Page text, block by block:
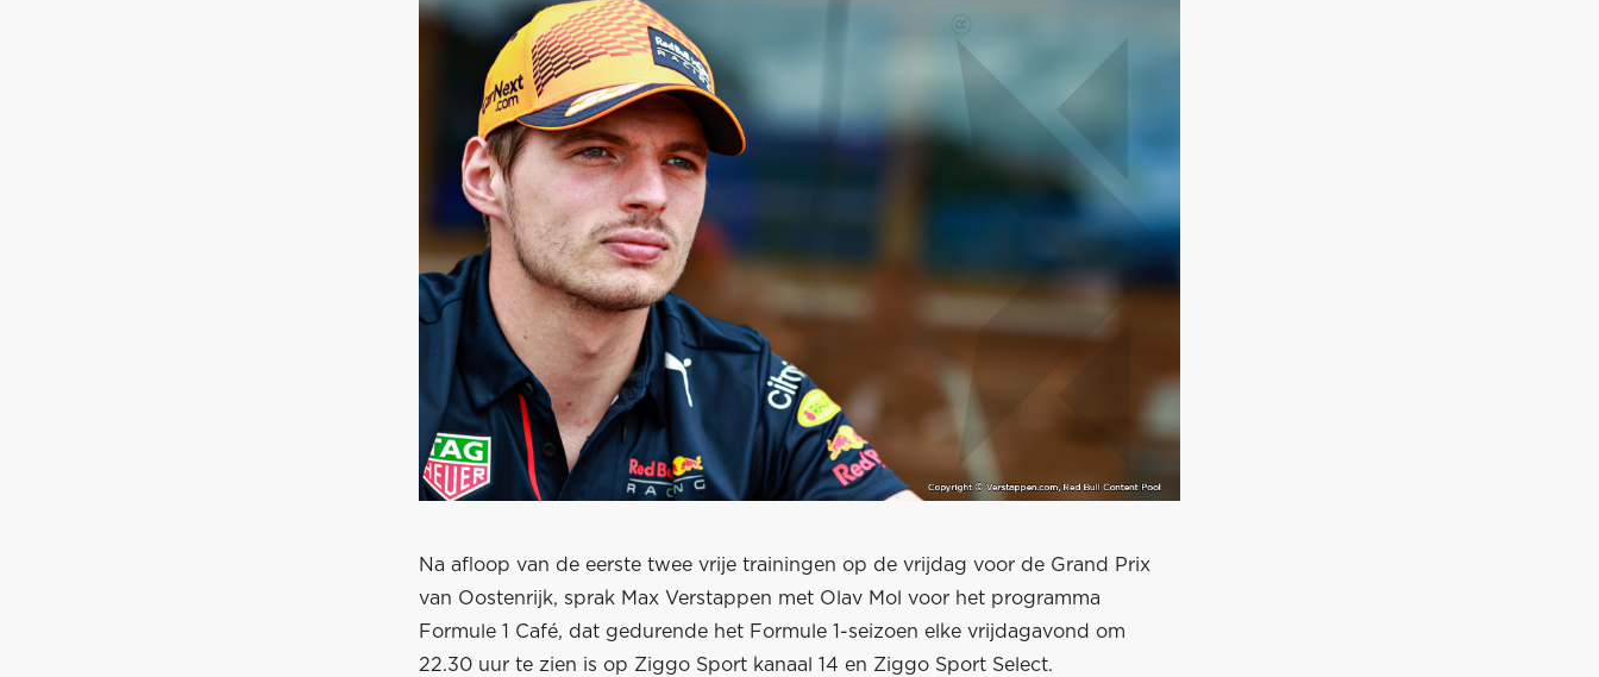
Na afloop van de eerste twee vrije trainingen op de vrijdag voor de Grand Prix
van Oostenrijk, sprak Max Verstappen met Olav Mol voor het programma
Formule 1 Café, dat gedurende het Formule 1-seizoen elke vrijdagavond om
22.30 uur te zien is op Ziggo Sport kanaal 14 en Ziggo Sport Select.